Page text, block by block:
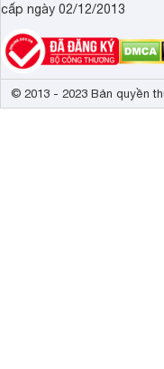
cấp ngày 02/12/2013
© 2013 - 2023 Bản quyền